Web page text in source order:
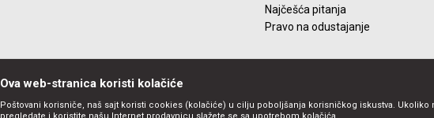
Najčešća pitanja
Pravo na odustajanje
Ova web-stranica koristi kolačiće
Poštovani korisniče, naš sajt koristi cookies (kolačiće) u cilju poboljšanja korisničkog iskustva. Ukoliko